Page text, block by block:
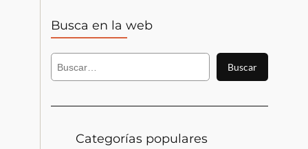
Busca en la web
B
c
Buscar
Categorías populares